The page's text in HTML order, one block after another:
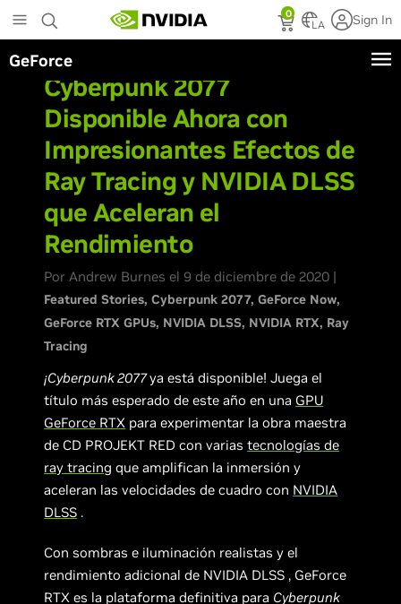
to
main
content
0
LA Sign In
GeForce
Cyberpunk 2077
Disponible Ahora con
Impresionantes Efectos de
Ray Tracing y NVIDIA DLSS
que Aceleran el
Rendimiento
Por Andrew Burnes el 9 de diciembre de 2020 |
Featured Stories Cyberpunk 2077 GeForce Now
GeForce RTX GPUs NVIDIA DLSS NVIDIA RTX Ray
Tracing
¡Cyberpunk 2077ya está disponible! Juega el
título más esperado de este año en una GPU
GeForce RTX para experimentar la obra maestra
de CD PROJEKT RED con variastecnologías de
ray tracing que amplifican la inmersión y
aceleran las velocidades de cuadro con NVIDIA
DLSS .
Con sombras e iluminación realistas y el
rendimiento adicional de NVIDIA DLSS , GeForce
RTX es la plataforma definitiva para Cyberpunk